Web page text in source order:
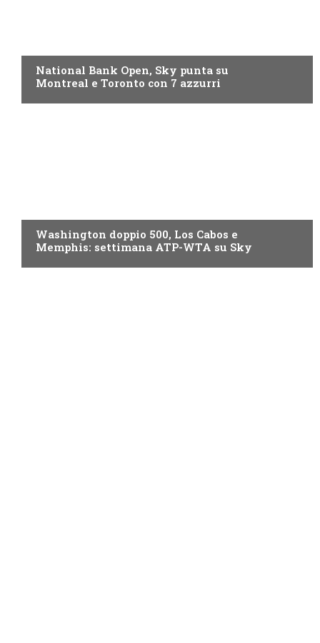
National Bank Open, Sky punta su
Montreal e Toronto con 7 azzurri
Washington doppio 500, Los Cabos e
Memphis: settimana ATP-WTA su Sky